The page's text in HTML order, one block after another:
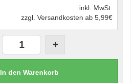
inkl. MwSt.
zzgl. Versandkosten ab 5,99€
In den Warenkorb